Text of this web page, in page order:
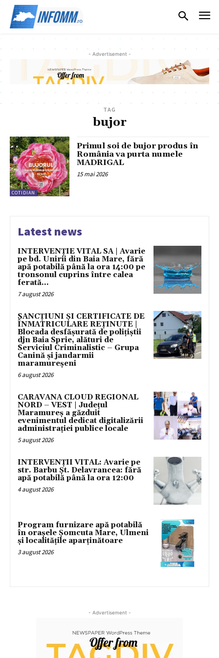
- Advertisement -
TAG
bujor
COTIDIAN
Primul soi de bujor produs în
România va purta numele
MADRIGAL
15 mai 2026
Latest news
INTERVENȚIE VITAL SA | Avarie
pe bd. Unirii din Baia Mare, fără
apă potabilă până la ora 14:00 pe
tronsonul cuprins între calea
ferată...
7 august 2026
SANCȚIUNI ȘI CERTIFICATE DE
ÎNMATRICULARE REȚINUTE |
Blocada desfășurată de polițiștii
djn Baia Sprie, alături de
Serviciul Criminalistic – Grupa
Canină și jandarmii
maramureșeni
6 august 2026
CARAVANA CLOUD REGIONAL
NORD – VEST | Județul
Maramureș a găzduit
evenimentul dedicat digitalizării
administrației publice locale
5 august 2026
INTERVENȚII VITAL: Avarie pe
str. Barbu Șt. Delavrancea: fără
apă potabilă până la ora 12:00
4 august 2026
Program furnizare apă potabilă
în orașele Șomcuta Mare, Ulmeni
și localitățile aparținătoare
3 august 2026
- Advertisement -